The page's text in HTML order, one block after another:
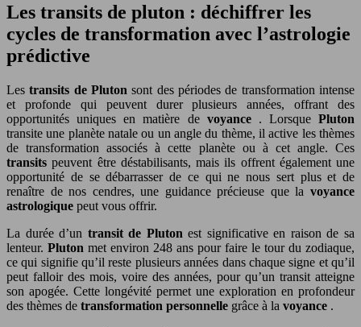
Les transits de pluton : déchiffrer les
cycles de transformation avec l’astrologie
prédictive
Lestransits de Plutonsont des périodes de transformation intense
et profonde qui peuvent durer plusieurs années, offrant des
opportunités uniques en matière de voyance . Lorsque Pluton
transite une planète natale ou un angle du thème, il active les thèmes
de transformation associés à cette planète ou à cet angle. Ces
transitspeuvent être déstabilisants, mais ils offrent également une
opportunité de se débarrasser de ce qui ne nous sert plus et de
renaître de nos cendres, une guidance précieuse que la voyance
astrologique peut vous offrir.
La durée d’un transit de Plutonest significative en raison de sa
lenteur. Pluton met environ 248 ans pour faire le tour du zodiaque,
ce qui signifie qu’il reste plusieurs années dans chaque signe et qu’il
peut falloir des mois, voire des années, pour qu’un transit atteigne
son apogée. Cette longévité permet une exploration en profondeur
des thèmes de transformation personnelle grâce à la voyance .